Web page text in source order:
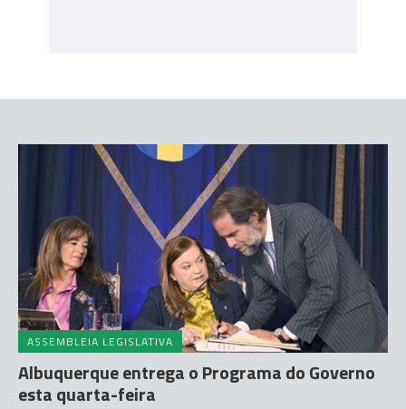
ASSEMBLEIA LEGISLATIVA
Albuquerque entrega o Programa do Governo
esta quarta-feira